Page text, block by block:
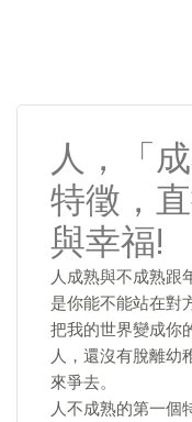
人，「
特徵，
與幸福!
人成熟與不成熟跟
是你能不能站在對
把我的世界變成你
人，還沒有脫離幼
來爭去。
人不成熟的第一個